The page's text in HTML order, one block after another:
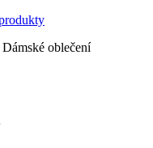
Dámské oblečení